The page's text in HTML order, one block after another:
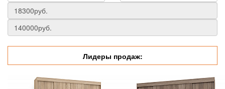
Лидеры продаж: